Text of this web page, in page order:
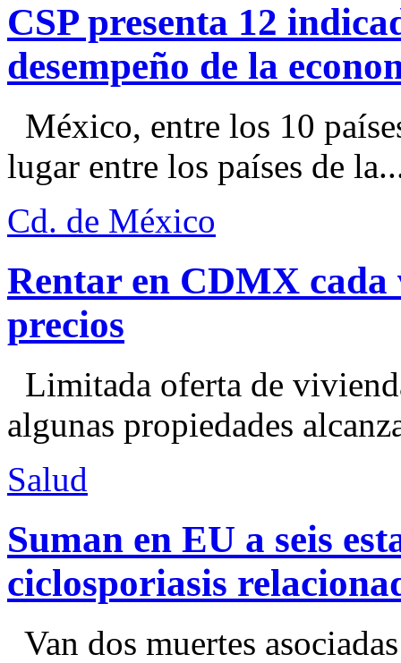
CSP presenta 12
desempeño de la
México, entre los 10
lugar entre los países de
Cd. de México
Rentar en CDMX cada
precios
Limitada oferta de
algunas propiedades
Salud
Suman en EU a seis
ciclosporiasis
Van dos muertes